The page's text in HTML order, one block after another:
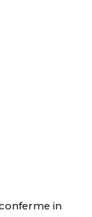
in